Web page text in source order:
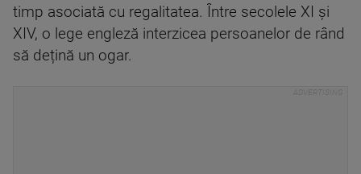
timp asociată cu regalitatea. Între secolele XI și
XIV, o lege engleză interzicea persoanelor de rând
să dețină un ogar.